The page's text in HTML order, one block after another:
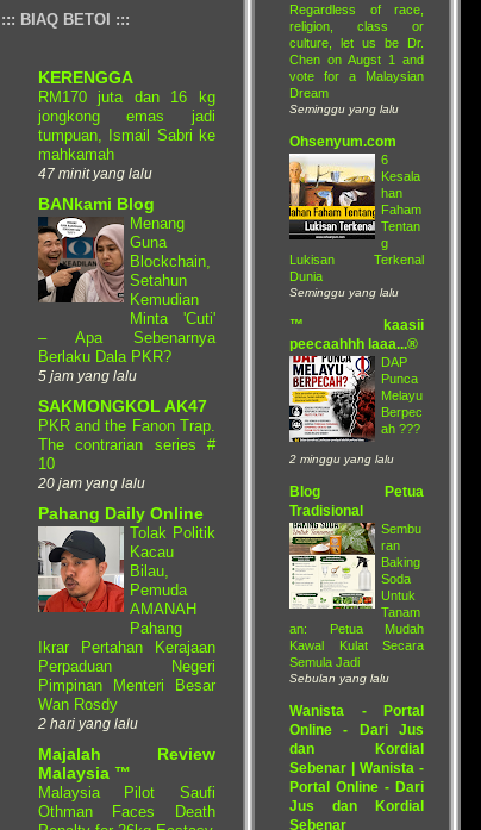
Regardless of race,
religion, class or
culture, let us be Dr.
Chen on Augst 1 and
vote for a Malaysian
Dream
Seminggu yang lalu
Ohsenyum.com
6
Kesala
han
Faham
Tentan
g
Lukisan Terkenal
Dunia
Seminggu yang lalu
™ kaasii
peecaahhh laaa...®
DAP
Punca
Melayu
Berpec
ah ???
2 minggu yang lalu
Blog Petua
Tradisional
Sembu
ran
Baking
Soda
Untuk
Tanam
an: Petua Mudah
Kawal Kulat Secara
Semula Jadi
Sebulan yang lalu
Wanista - Portal
Online - Dari Jus
dan Kordial
Sebenar | Wanista -
Portal Online - Dari
Jus dan Kordial
Sebenar
::: BIAQ BETOI :::
KERENGGA
RM170 juta dan 16 kg
jongkong emas jadi
tumpuan, Ismail Sabri ke
mahkamah
47 minit yang lalu
BANkami Blog
Menang
Guna
Blockchain,
Setahun
Kemudian
Minta 'Cuti'
– Apa Sebenarnya
Berlaku Dala PKR?
5 jam yang lalu
SAKMONGKOL AK47
PKR and the Fanon Trap.
The contrarian series #
10
20 jam yang lalu
Pahang Daily Online
Tolak Politik
Kacau
Bilau,
Pemuda
AMANAH
Pahang
Ikrar Pertahan Kerajaan
Perpaduan Negeri
Pimpinan Menteri Besar
Wan Rosdy
2 hari yang lalu
Majalah Review
Malaysia ™
Malaysia Pilot Saufi
Othman Faces Death